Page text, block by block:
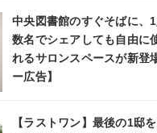
中央図書館のすぐそばに、
数名でシェアしても自由に
れるサロンスペースが新登
ー広告】
【ラストワン】最後の1邸